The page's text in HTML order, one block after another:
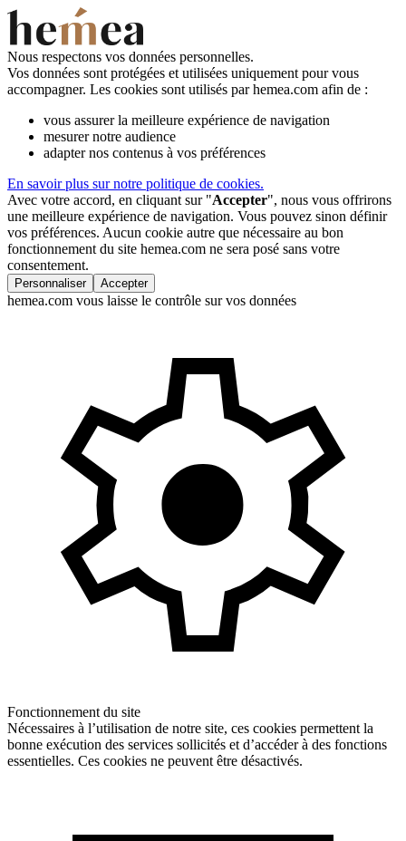
Nous respectons vos données personnelles.
Vos données sont protégées et utilisées uniquement pour vous
accompagner. Les cookies sont utilisés par hemea.com afin de :
vous assurer la meilleure expérience de navigation
mesurer notre audience
adapter nos contenus à vos préférences
En savoir plus sur notre politique de cookies.
Avec votre accord, en cliquant sur "Accepter", nous vous offrirons
une meilleure expérience de navigation. Vous pouvez sinon définir
vos préférences. Aucun cookie autre que nécessaire au bon
fonctionnement du site hemea.com ne sera posé sans votre
consentement.
Personnaliser Accepter
hemea.com vous laisse le contrôle sur vos données
Fonctionnement du site
Nécessaires à l’utilisation de notre site, ces cookies permettent la
bonne exécution des services sollicités et d’accéder à des fonctions
essentielles. Ces cookies ne peuvent être désactivés.